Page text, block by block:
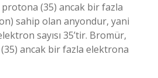
protona (35) ancak bir fazla
sahip olan anyondur, yani
sayısı 35’tir. Bromür,
(35) ancak bir fazla elektrona